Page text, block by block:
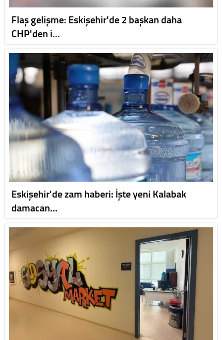
Flaş gelişme: Eskişehir'de 2 başkan daha
CHP'den i…
Eskişehir'de zam haberi: İşte yeni Kalabak
damacan…